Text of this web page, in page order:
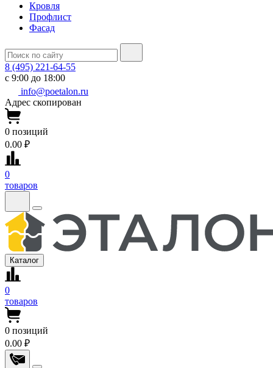
Кровля
Профлист
Фасад
8 (495) 221-64-55
с 9:00 до 18:00
info@poetalon.ru
Адрес скопирован
0 позиций
0.00 ₽
0
товаров
Каталог
0
товаров
0 позиций
0.00 ₽